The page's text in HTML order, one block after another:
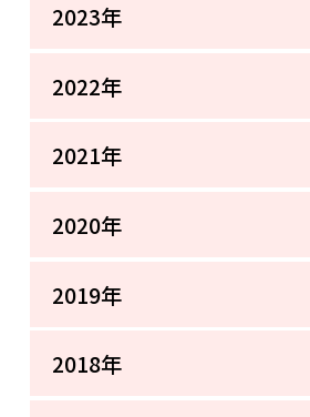
2023年
2022年
2021年
2020年
2019年
2018年